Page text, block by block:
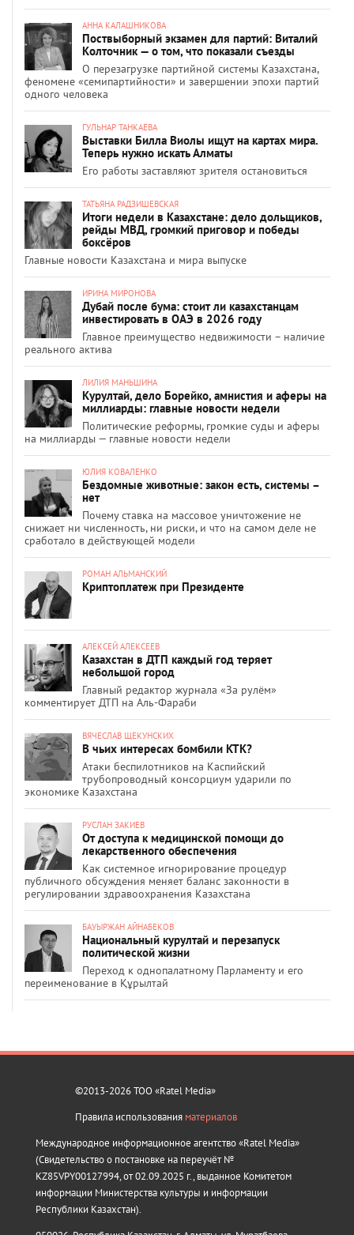
АННА КАЛАШНИКОВА
Поствыборный экзамен для партий: Виталий
Колточник — о том, что показали съезды
О перезагрузке партийной системы Казахстана,
феномене «семипартийности» и завершении эпохи партий
одного человека
ГУЛЬНАР ТАНКАЕВА
Выставки Билла Виолы ищут на картах мира.
Теперь нужно искать Алматы
Его работы заставляют зрителя остановиться
ТАТЬЯНА РАДЗИШЕВСКАЯ
Итоги недели в Казахстане: дело дольщиков,
рейды МВД, громкий приговор и победы
боксёров
Главные новости Казахстана и мира выпуске
ИРИНА МИРОНОВА
Дубай после бума: стоит ли казахстанцам
инвестировать в ОАЭ в 2026 году
Главное преимущество недвижимости – наличие
реального актива
ЛИЛИЯ МАНЬШИНА
Курултай, дело Борейко, амнистия и аферы на
миллиарды: главные новости недели
Политические реформы, громкие суды и аферы
на миллиарды — главные новости недели
ЮЛИЯ КОВАЛЕНКО
Бездомные животные: закон есть, системы –
нет
Почему ставка на массовое уничтожение не
снижает ни численность, ни риски, и что на самом деле не
сработало в действующей модели
РОМАН АЛЬМАНСКИЙ
Криптоплатеж при Президенте
АЛЕКСЕЙ АЛЕКСЕЕВ
Казахстан в ДТП каждый год теряет
небольшой город
Главный редактор журнала «За рулём»
комментирует ДТП на Аль-Фараби
ВЯЧЕСЛАВ ЩЕКУНСКИХ
В чьих интересах бомбили КТК?
Атаки беспилотников на Каспийский
трубопроводный консорциум ударили по
экономике Казахстана
РУСЛАН ЗАКИЕВ
От доступа к медицинской помощи до
лекарственного обеспечения
Как системное игнорирование процедур
публичного обсуждения меняет баланс законности в
регулировании здравоохранения Казахстана
БАУЫРЖАН АЙНАБЕКОВ
Национальный курултай и перезапуск
политической жизни
Переход к однопалатному Парламенту и его
переименование в Құрылтай
©2013-2026 ТОО «Ratel Media»
Правила использования материалов
Международное информационное агентство «Ratel Media»
(Свидетельство о постановке на переучёт №
KZ85VPY00127994, от 02.09.2025 г., выданное Комитетом
информации Министерства культуры и информации
Республики Казахстан).